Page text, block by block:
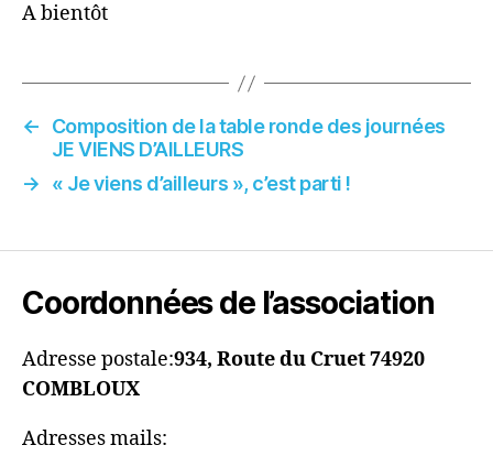
A bientôt
←
Composition de la table ronde des journées
JE VIENS D’AILLEURS
→
« Je viens d’ailleurs », c’est parti !
Coordonnées de l’association
Adresse postale:934, Route du Cruet74920
COMBLOUX
Adresses mails: